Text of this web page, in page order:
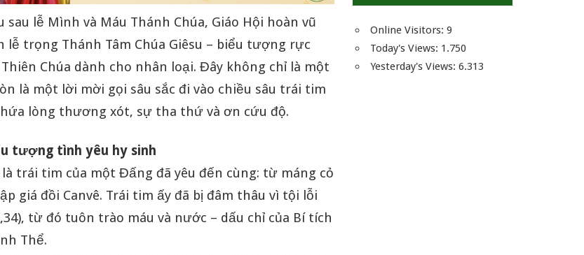
sau lễ Mình và Máu Thánh Chúa, Giáo Hội hoàn vũ
lễ trọng Thánh Tâm Chúa Giêsu – biểu tượng rực
Chúa dành cho nhân loại. Đây không chỉ là một
là một lời mời gọi sâu sắc đi vào chiều sâu trái tim
lòng thương xót, sự tha thứ và ơn cứu độ.
tượng tình yêu hy sinh
là trái tim của một Đấng đã yêu đến cùng: từ máng cỏ
giá đồi Canvê. Trái tim ấy đã bị đâm thâu vì tội lỗi
từ đó tuôn trào máu và nước – dấu chỉ của Bí tích
Thể.
Online Visitors:9
Today's Views: 1.750
Yesterday's Views:6.313